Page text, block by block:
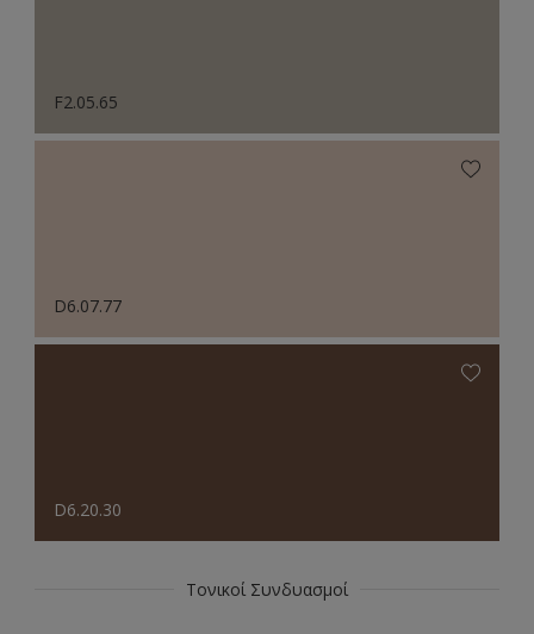
F2.05.65
D6.07.77
D6.20.30
Τονικοί Συνδυασμοί